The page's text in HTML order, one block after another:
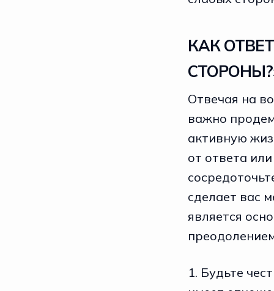
КАК
Отвечая на
важно
активную
от ответа
сделает вас
является
1. Будьте